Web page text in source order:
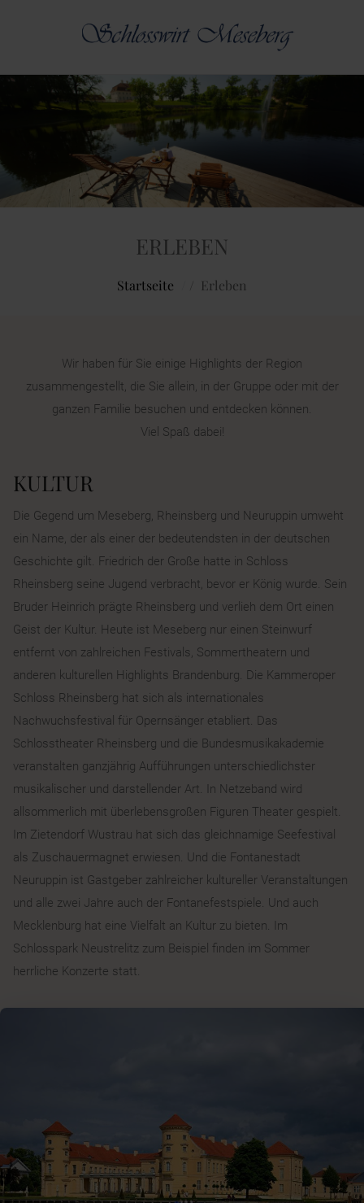
ERLEBEN
Startseite Erleben
Wir haben für Sie einige Highlights der Region
zusammengestellt, die Sie allein, in der Gruppe oder mit der
ganzen Familie besuchen und entdecken können.
Viel Spaß dabei!
KULTUR
Die Gegend um Meseberg, Rheinsberg und Neuruppin umweht
ein Name, der als einer der bedeutendsten in der deutschen
Geschichte gilt. Friedrich der Große hatte in Schloss
Rheinsberg seine Jugend verbracht, bevor er König wurde. Sein
Bruder Heinrich prägte Rheinsberg und verlieh dem Ort einen
Geist der Kultur. Heute ist Meseberg nur einen Steinwurf
entfernt von zahlreichen Festivals, Sommertheatern und
anderen kulturellen Highlights Brandenburg. Die Kammeroper
Schloss Rheinsberg hat sich als internationales
Nachwuchsfestival für Opernsänger etabliert. Das
Schlosstheater Rheinsberg und die Bundesmusikakademie
veranstalten ganzjährig Aufführungen unterschiedlichster
musikalischer und darstellender Art. In Netzeband wird
allsommerlich mit überlebensgroßen Figuren Theater gespielt.
Im Zietendorf Wustrau hat sich das gleichnamige Seefestival
als Zuschauermagnet erwiesen. Und die Fontanestadt
Neuruppin ist Gastgeber zahlreicher kultureller Veranstaltungen
und alle zwei Jahre auch der Fontanefestspiele. Und auch
Mecklenburg hat eine Vielfalt an Kultur zu bieten. Im
Schlosspark Neustrelitz zum Beispiel finden im Sommer
herrliche Konzerte statt.